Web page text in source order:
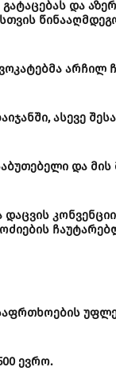
და
ასევე
და
ევრო.